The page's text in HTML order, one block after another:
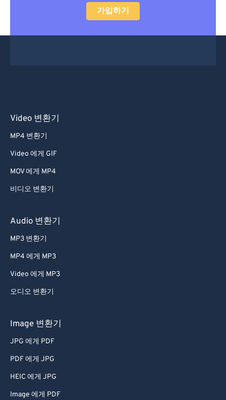
가입하기
Video 변환기
MP4 변환기
Video 에게 GIF
MOV 에게 MP4
비디오 변환기
Audio 변환기
MP3 변환기
MP4 에게 MP3
Video 에게 MP3
오디오 변환기
Image 변환기
JPG 에게 PDF
PDF 에게 JPG
HEIC 에게 JPG
Image 에게 PDF